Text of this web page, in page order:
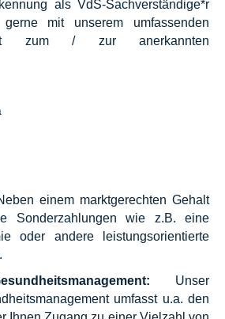
als VdS-Sachverständige*r
mit unserem umfassenden
zum / zur anerkannten
einem marktgerechten Gehalt
Sonderzahlungen wie z.B. eine
oder andere leistungsorientierte
Unser
umfasst u.a. den